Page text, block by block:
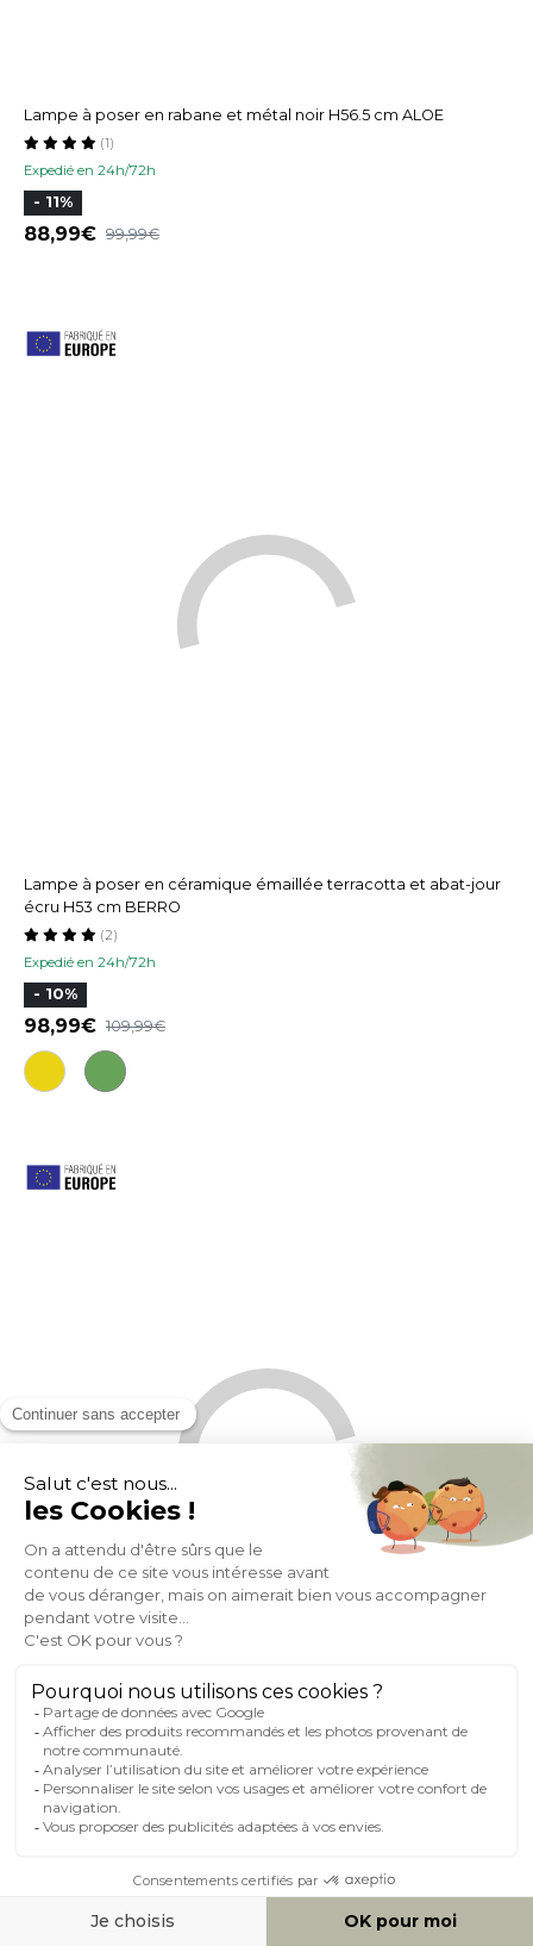
Lampe à poser en rabane et métal noir H56.5 cm ALOE
Expedié en 24h/72h
(1)
- 11%
88,99 99,99
Lampe à poser en céramique émaillée terracotta et abat-jour
écru H53 cm BERRO
Expedié en 24h/72h
(2)
- 10%
98,99 109,99
Lampe à poser en céramique émaillée verte et abat-jour en
raphia naturel H64 cm MAJES
Expedié en 24h/72h
(16)
144,99
+ 4